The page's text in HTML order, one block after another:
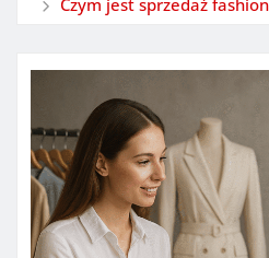
Czym jest sprzedaż